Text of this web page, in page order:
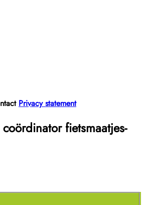
Privacy statement
fietsmaatjes-